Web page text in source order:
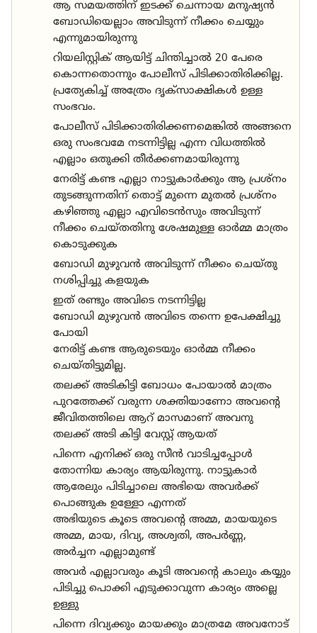
ആ സമയത്തിന് ഇടക്ക് ചെന്നായ മനുഷ്യൻ
ബോഡിയെല്ലാം അവിടുന്ന് നീക്കം ചെയ്യും
എന്നുമായിരുന്നു
റിയലിസ്റ്റിക് ആയിട്ട് ചിന്തിച്ചാൽ 20 പേരെ
കൊന്നതൊന്നും പോലീസ് പിടിക്കാതിരിക്കില്ല.
പ്രത്യേകിച്ച് അത്രേം ദൃക്‌സാക്ഷികൾ ഉള്ള
സംഭവം.
പോലീസ് പിടിക്കാതിരിക്കണമെങ്കിൽ അങ്ങനെ
ഒരു സംഭവമേ നടന്നിട്ടില്ല എന്ന വിധത്തിൽ
എല്ലാം ഒതുക്കി തീർക്കണമായിരുന്നു
നേരിട്ട് കണ്ട എല്ലാ നാട്ടുകാർക്കും ആ പ്രശ്നം
തുടങ്ങുന്നതിന് തൊട്ട് മുന്നെ മുതൽ പ്രശ്നം
കഴിഞ്ഞു എല്ലാ എവിടെൻസും അവിടുന്ന്
നീക്കം ചെയ്തതിനു ശേഷമുള്ള ഓർമ്മ മാത്രം
കൊടുക്കുക
ബോഡി മുഴുവൻ അവിടുന്ന് നീക്കം ചെയ്തു
നശിപ്പിച്ചു കളയുക
ഇത് രണ്ടും അവിടെ നടന്നിട്ടില്ല
ബോഡി മുഴുവൻ അവിടെ തന്നെ ഉപേക്ഷിച്ചു
പോയി
നേരിട്ട് കണ്ട ആരുടെയും ഓർമ്മ നീക്കം
ചെയ്തിട്ടുമില്ല.
തലക്ക് അടികിട്ടി ബോധം പോയാൽ മാത്രം
പുറത്തേക്ക് വരുന്ന ശക്തിയാണോ അവന്റെ
ജീവിതത്തിലെ ആറ് മാസമാണ് അവനു
തലക്ക് അടി കിട്ടി വേസ്റ്റ് ആയത്
പിന്നെ എനിക്ക് ഒരു സീൻ വാടിച്ചപ്പോൾ
തോന്നിയ കാര്യം ആയിരുന്നു. നാട്ടുകാർ
ആരേലും പിടിച്ചാലെ അഭിയെ അവർക്ക്
പൊങ്ങുക ഉള്ളോ എന്നത്
അഭിയുടെ കൂടെ അവന്റെ അമ്മ, മായയുടെ
അമ്മ, മായ, ദിവ്യ, അശ്വതി, അപർണ്ണ,
അർച്ചന എല്ലാമുണ്ട്
അവർ എല്ലാവരും കൂടി അവന്റെ കാലും കയ്യും
പിടിച്ചു പൊക്കി എടുക്കാവുന്ന കാര്യം അല്ലെ
ഉള്ളു
പിന്നെ ദിവ്യക്കും മായക്കും മാത്രമേ അവനോട്